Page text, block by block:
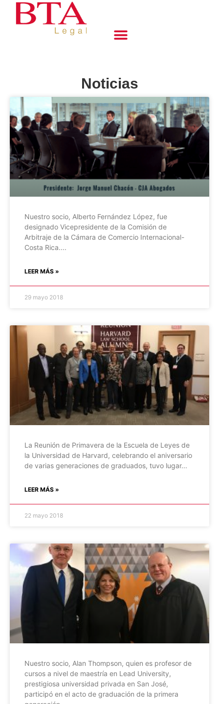
Noticias
Nuestro socio, Alberto Fernández López, fue
designado Vicepresidente de la Comisión de
Arbitraje de la Cámara de Comercio Internacional-
Costa Rica.
LEER MÁS »
29 mayo 2018
La Reunión de Primavera de la Escuela de Leyes de
la Universidad de Harvard, celebrando el aniversario
de varias generaciones de graduados, tuvo lugar
LEER MÁS »
22 mayo 2018
Nuestro socio, Alan Thompson, quien es profesor de
cursos a nivel de maestría en Lead University,
prestigiosa universidad privada en San José,
participó en el acto de graduación de la primera